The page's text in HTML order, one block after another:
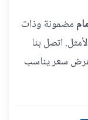
مضمونة وذات
اتصل بنا
سعر يناسب